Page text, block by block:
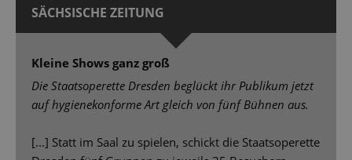
SÄCHSISCHE ZEITUNG
Kleine Shows ganz groß
Die Staatsoperette Dresden beglückt ihr Publikum jetzt
auf hygienekonforme Art gleich von fünf Bühnen aus.
[...] Statt im Saal zu spielen, schickt die Staatsoperette